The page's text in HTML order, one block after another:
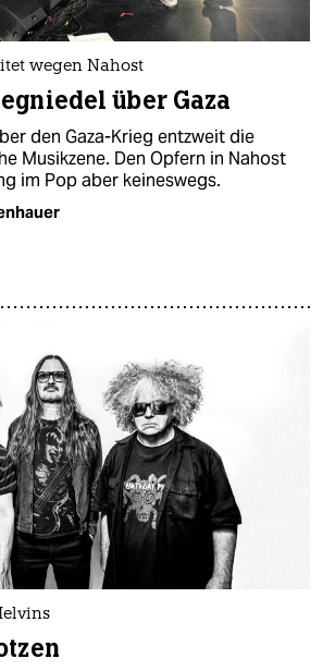
wegen Nahost
über Gaza
den Gaza-Krieg entzweit die
Musikzene. Den Opfern in Nahost
im Pop aber keineswegs.